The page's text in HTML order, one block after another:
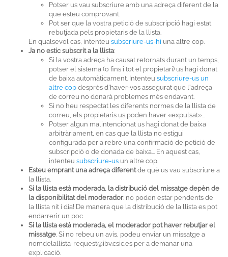
Potser us vau subscriure amb una adreça diferent de la
que esteu comprovant.
Pot ser que la vostra petició de subscripció hagi estat
rebutjada pels propietaris de la llista.
En qualsevol cas, intenteu subscriure-us-hi una altre cop.
Ja no estic subscrit a la llista:
Si la vostra adreça ha causat retornats durant un temps,
potser el sistema (o fins i tot el propietari) us hagi donat
de baixa automàticament. Intenteu subscriure-us un
altre cop després d'haver-vos assegurat que l'adreça
de correu no donarà problemes més endavant.
Si no heu respectat les diferents normes de la llista de
correu, els propietaris us poden haver «expulsat»...
Potser algun malintencionat us hagi donat de baixa
arbitràriament, en cas que la llista no estigui
configurada per a rebre una confirmació de petició de
subscripció o de donada de baixa... En aquest cas,
intenteu subscriure-us un altre cop.
Esteu emprant una adreça diferentde què us vau subscriure a
la llista.
Si la llista està moderada, la distribució del missatge depèn de
la disponibilitat del moderador: no poden estar pendents de
la llista nit i dia! De manera que la distribució de la llista es pot
endarrerir un poc.
Si la llista està moderada, el moderador pot haver rebutjar el
missatge . Si no rebeu un avís, podeu enviar un missatge a
nomdelallista-request@ibv.csic.es per a demanar una
explicació.